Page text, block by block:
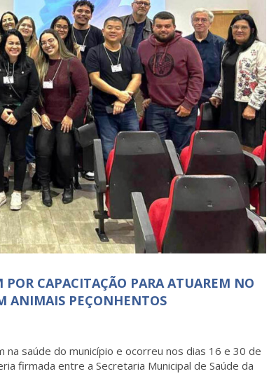
POR CAPACITAÇÃO PARA ATUAREM NO
ANIMAIS PEÇONHENTOS
saúde do município e ocorreu nos dias 16 e 30 de
firmada entre a Secretaria Municipal de Saúde da